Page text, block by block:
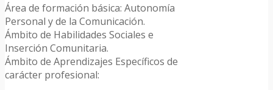
Área de formación básica: Autonomía
Personal y de la Comunicación.
Ámbito de Habilidades Sociales e
Inserción Comunitaria.
Ámbito de Aprendizajes Específicos de
carácter profesional: